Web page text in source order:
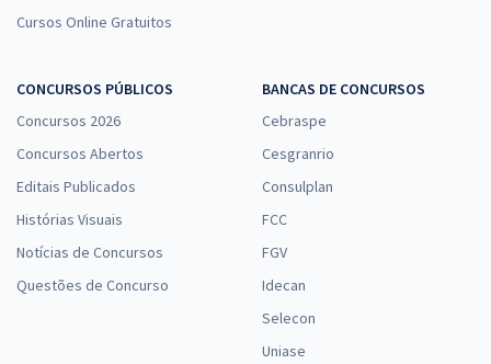
Cursos Online Gratuitos
CONCURSOS PÚBLICOS
Concursos 2026
Concursos Abertos
Editais Publicados
Histórias Visuais
Notícias de Concursos
Questões de Concurso
BANCAS DE CONCURSOS
Cebraspe
Cesgranrio
Consulplan
FCC
FGV
Idecan
Selecon
Uniase